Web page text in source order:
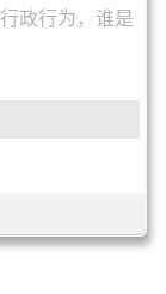
政行为，谁是